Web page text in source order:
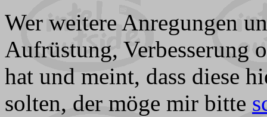
Wer weitere Anregungen
Aufrüstung, Verbesserung
hat und meint, dass diese
solten, der möge mir bitte